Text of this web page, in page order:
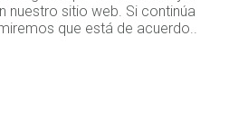
nuestro sitio web. Si continúa
que está de acuerdo..